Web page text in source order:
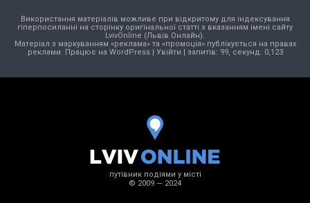
Використання матеріалів можливе при відкритому для індексування
гіперпосиланні на сторінку оригінальної статті з вказанням імені сайту
LvivOnline (Львів Онлайн).
Матеріал з маркуванням «реклама» та «промоція» публікується на правах
реклами. Працює на WordPress| Увійти | запитів: 99, секунд: 0,123
путівник подіями у місті
© 2009 — 2024